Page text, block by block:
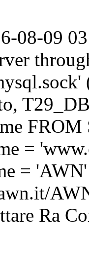
08-09
=
= 'AWN'
Ra